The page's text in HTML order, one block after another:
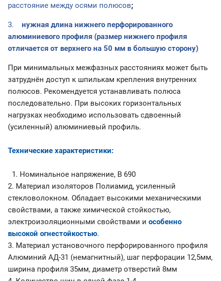
расстояние между осями полюсов;
3. нужная длина нижнего перфорированного
алюминиевого профиля (размер нижнего профиля
отличается от верхнего на 50 мм в большую сторону)
При минимальных межфазных расстояниях может быть
затруднён доступ к шпилькам крепления внутренних
полюсов. Рекомендуется устанавливать полюса
последовательно. При высоких горизонтальных
нагрузках необходимо использовать сдвоенный
(усиленный) алюминиевый профиль.
Технические характеристики:
1. Номинальное напряжение, В 690
2. Материал изоляторов Полиамид, усиленный
стекловолокном. Обладает высокими механическими
свойствами, а также химической стойкостью,
электроизоляционными свойствами и особенно
высокой огнестойкостью.
3. Материал установочного перфорированного профиля
Алюминий АД-31 (немагнитный), шаг перфорации 12,5мм,
ширина профиля 35мм, диаметр отверстий 8мм